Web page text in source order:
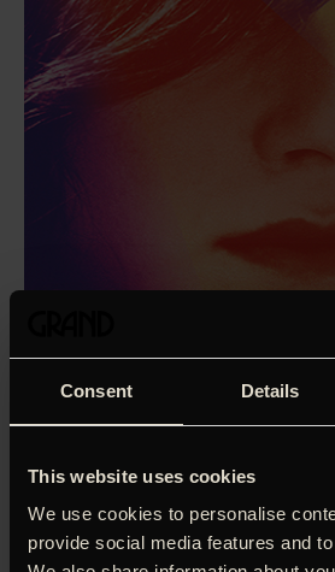
Consent Details
This website uses cookies
We use cookies to personalise
provide social media features and
‘I skikkelse af den transkønnede
Marina gennem lærred og